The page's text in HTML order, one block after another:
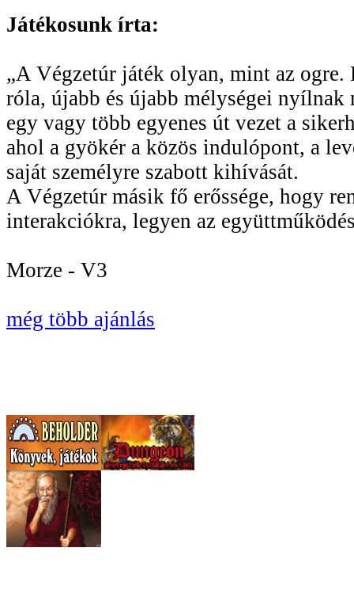
Játékosunk írta:
„A Végzetúr játék olyan, mint az
róla, újabb és újabb mélységei
egy vagy több egyenes út vezet a
ahol a gyökér a közös indulópont, a
saját személyre szabott kihívását.
A Végzetúr másik fő erőssége, hogy
interakciókra, legyen az
Morze - V3
még több ajánlás